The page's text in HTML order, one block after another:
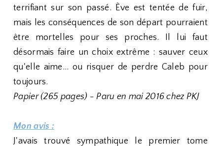
terrifiant sur son passé. Ève est tentée de fuir,
mais les conséquences de son départ pourraient
être mortelles pour ses proches. Il lui faut
désormais faire un choix extrême : sauver ceux
qu'elle aime... ou risquer de perdre Caleb pour
toujours.
Papier (265 pages) - Paru en mai 2016 chez PKJ
Mon avis :
J'avais trouvé sympathique le premier tome